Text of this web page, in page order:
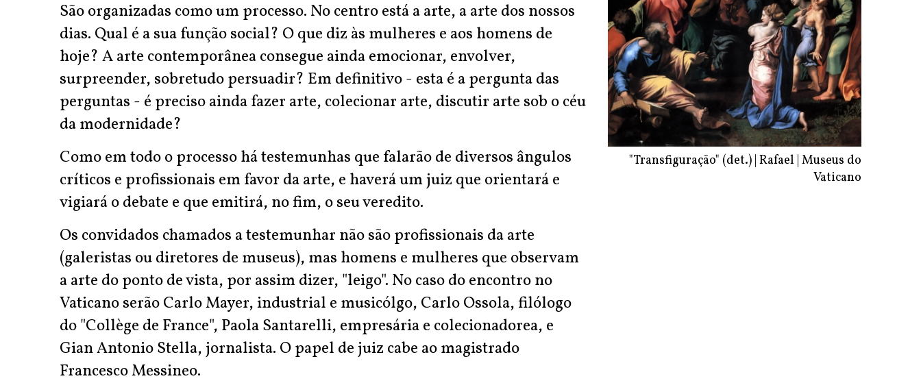
São organizadas como um processo. No centro está a arte, a arte dos nossos
dias. Qual é a sua função social? O que diz às mulheres e aos homens de
hoje? A arte contemporânea consegue ainda emocionar, envolver,
surpreender, sobretudo persuadir? Em definitivo - esta é a pergunta das
perguntas - é preciso ainda fazer arte, colecionar arte, discutir arte sob o céu
da modernidade?
Como em todo o processo há testemunhas que falarão de diversos ângulos
críticos e profissionais em favor da arte, e haverá um juiz que orientará e
vigiará o debate e que emitirá, no fim, o seu veredito.
Os convidados chamados a testemunhar não são profissionais da arte
(galeristas ou diretores de museus), mas homens e mulheres que observam
a arte do ponto de vista, por assim dizer, "leigo". No caso do encontro no
Vaticano serão Carlo Mayer, industrial e musicólgo, Carlo Ossola, filólogo
do "Collège de France", Paola Santarelli, empresária e colecionadorea, e
Gian Antonio Stella, jornalista. O papel de juiz cabe ao magistrado
Francesco Messineo.
"Transfiguração" (det.) | Rafael | Museus do
Vaticano